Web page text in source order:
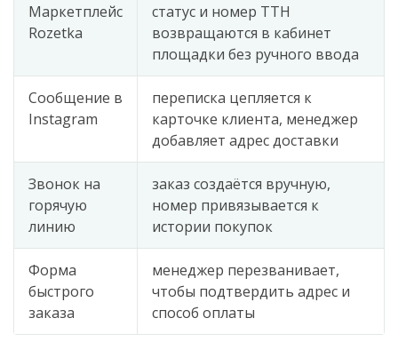
Маркетплейс
Rozetka
статус и номер ТТН
возвращаются в кабинет
площадки без ручного ввода
Сообщение в
Instagram
переписка цепляется к
карточке клиента, менеджер
добавляет адрес доставки
Звонок на
горячую
линию
заказ создаётся вручную,
номер привязывается к
истории покупок
Форма
быстрого
заказа
менеджер перезванивает,
чтобы подтвердить адрес и
способ оплаты